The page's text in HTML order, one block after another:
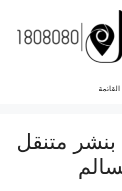
القائمة
متنقل